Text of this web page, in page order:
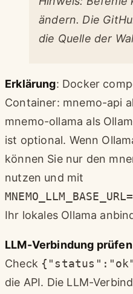
ändern. Die
die Quelle der
Erklärung: Docker
Container: mnemo-api
mnemo-ollama als
ist optional. Wenn
können Sie nur den
nutzen und mit
Ihr lokales Ollama
LLM-Verbindung prüfen
Check
die API. Die LLM-